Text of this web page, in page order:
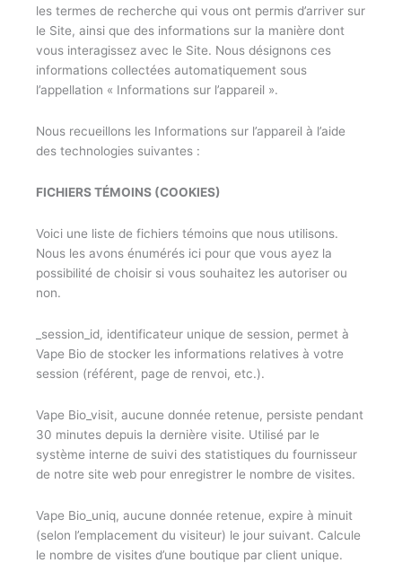
les termes de recherche qui vous ont permis d’arriver sur
le Site, ainsi que des informations sur la manière dont
vous interagissez avec le Site. Nous désignons ces
informations collectées automatiquement sous
l’appellation « Informations sur l’appareil ».
Nous recueillons les Informations sur l’appareil à l’aide
des technologies suivantes :
FICHIERS TÉMOINS (COOKIES)
Voici une liste de fichiers témoins que nous utilisons.
Nous les avons énumérés ici pour que vous ayez la
possibilité de choisir si vous souhaitez les autoriser ou
non.
_session_id, identificateur unique de session, permet à
Vape Bio de stocker les informations relatives à votre
session (référent, page de renvoi, etc.).
Vape Bio_visit, aucune donnée retenue, persiste pendant
30 minutes depuis la dernière visite. Utilisé par le
système interne de suivi des statistiques du fournisseur
de notre site web pour enregistrer le nombre de visites.
Vape Bio_uniq, aucune donnée retenue, expire à minuit
(selon l’emplacement du visiteur) le jour suivant. Calcule
le nombre de visites d’une boutique par client unique.